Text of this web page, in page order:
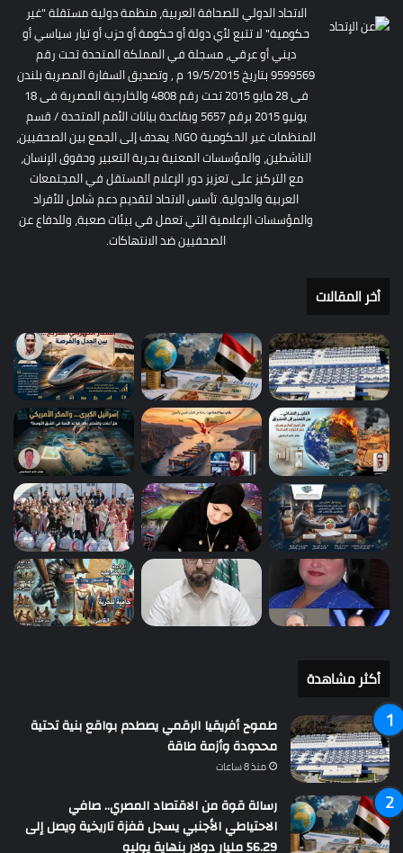
الاتحاد الدولي للصحافة العربية، منظمة دولية مستقلة "غير
حكومية" لا تتبع لأي دولة أو حكومة أو حزب أو تيار سياسي أو
ديني أو عرقي، مسجلة في المملكة المتحدة تحت رقم
9599569 بتاريخ 19/5/2015 م , وتصديق السفارة المصرية بلندن
فى 28 مايو 2015 تحت رقم 4808 والخارجية المصرية فى 18
يونيو 2015 برقم 5657 وبقاعدة بيانات الأمم المتحدة / قسم
المنظمات غير الحكومية NGO. يهدف إلى الجمع بين الصحفيين،
الناشطين، والمؤسسات المعنية بحرية التعبير وحقوق الإنسان،
مع التركيز على تعزيز دور الإعلام المستقل في المجتمعات
العربية والدولية. تأسس الاتحاد لتقديم دعم شامل للأفراد
والمؤسسات الإعلامية التي تعمل في بيئات صعبة، وللدفاع عن
الصحفيين ضد الانتهاكات.
أخر المقالات
أكثر مشاهدة
طموح أفريقيا الرقمي يصطدم بواقع بنية تحتية
محدودة وأزمة طاقة
منذ 8 ساعات
رسالة قوة من الاقتصاد المصري.. صافي
الاحتياطي الأجنبي يسجل قفزة تاريخية ويصل إلى
56.29 مليار دولار بنهاية يوليو